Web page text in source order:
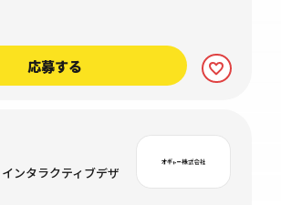
応募する
ンタラクティブデザ